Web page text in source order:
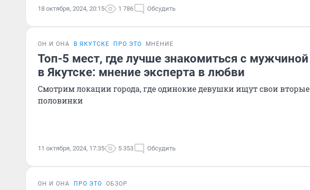
18 октября, 2024, 20:15 1 786 Обсудить
ОН И ОНА В ЯКУТСКЕ ПРО ЭТО МНЕНИЕ
Топ-5 мест, где лучше знакомиться с мужчиной
в Якутске: мнение эксперта в любви
Смотрим локации города, где одинокие девушки ищут свои вторые
половинки
11 октября, 2024, 17:35 5 353 Обсудить
ОН И ОНА ПРО ЭТО ОБЗОР